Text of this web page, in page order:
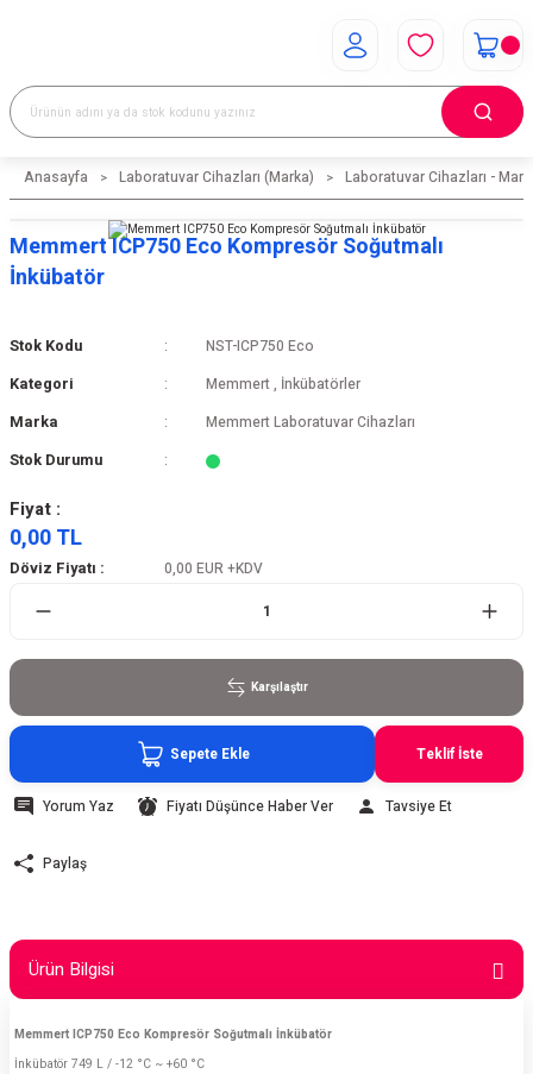
Anasayfa Laboratuvar Cihazları (Marka) Laboratuvar Cihazları -
Memmert ICP750 Eco Kompresör Soğutmalı
İnkübatör
Stok Kodu NST-ICP750 Eco
Kategori Memmert , İnkübatörler
Marka Memmert Laboratuvar Cihazları
Stok Durumu
Fiyat :
0,00 TL
Döviz Fiyatı : 0,00 EUR +KDV
Karşılaştır
Sepete Ekle Teklif İste
Yorum Yaz Fiyatı Düşünce Haber Ver Tavsiye Et
Paylaş
Ürün Bilgisi
Memmert ICP750 Eco Kompresör Soğutmalı İnkübatör
İnkübatör 749 L / -12 °C ~ +60 °C